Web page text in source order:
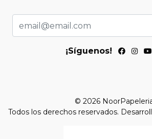
¡Síguenos!
© 2026
Todos los derechos reservados.